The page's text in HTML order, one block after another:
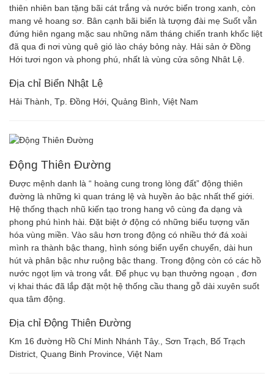
thiên nhiên ban tặng bãi cát trắng và nước biển trong xanh, còn
mang vẻ hoang sơ. Bân cạnh bãi biển là tượng đài mẹ Suốt vẫn
đứng hiên ngang mặc sau những năm tháng chiến tranh khốc liệt
đã qua đi nơi vùng quê gió lào cháy bỏng này. Hải sản ở Đồng
Hới tươi ngon và phong phú, nhất là vùng cửa sông Nhât Lệ.
Địa chỉ Biển Nhật Lệ
Hải Thành, Tp. Đồng Hới, Quảng Bình, Việt Nam
Động Thiên Đường
Được mệnh danh là “ hoàng cung trong lòng đất” động thiên
đường là những kì quan tráng lệ và huyền ảo bậc nhất thế giới.
Hệ thống thạch nhũ kiến tạo trong hang vô cùng đa dạng và
phong phú hình hài. Đặt biệt ở động có những biểu tượng văn
hóa vùng miền. Vào sâu hơn trong động có nhiều thớ đá xoài
mình ra thành bậc thang, hình sóng biển uyển chuyển, dài hun
hút và phân bậc như ruộng bậc thang. Trong động còn có các hồ
nước ngọt lịm và trong vắt. Để phục vụ bạn thưởng ngoạn , đơn
vị khai thác đã lắp đặt một hệ thống cầu thang gỗ dài xuyên suốt
qua tâm động.
Địa chỉ Động Thiên Đường
Km 16 đường Hồ Chí Minh Nhánh Tây., Sơn Trạch, Bố Trạch
District, Quang Binh Province, Việt Nam